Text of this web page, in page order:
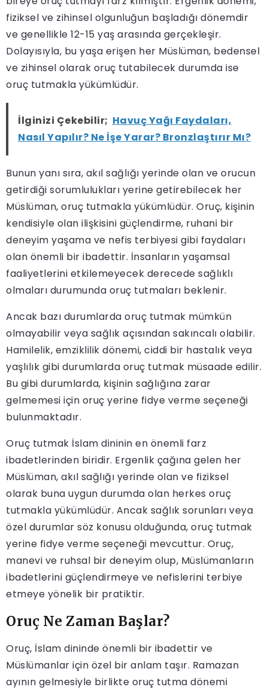
fiziksel ve zihinsel olgunluğun başladığı dönemdir
ve genellikle 12-15 yaş arasında gerçekleşir.
Dolayısıyla, bu yaşa erişen her Müslüman, bedensel
ve zihinsel olarak oruç tutabilecek durumda ise
oruç tutmakla yükümlüdür.
İlginizi Çekebilir; Havuç Yağı Faydaları,
Nasıl Yapılır? Ne İşe Yarar? Bronzlaştırır Mı?
Bunun yanı sıra, akıl sağlığı yerinde olan ve orucun
getirdiği sorumlulukları yerine getirebilecek her
Müslüman, oruç tutmakla yükümlüdür. Oruç, kişinin
kendisiyle olan ilişkisini güçlendirme, ruhani bir
deneyim yaşama ve nefis terbiyesi gibi faydaları
olan önemli bir ibadettir. İnsanların yaşamsal
faaliyetlerini etkilemeyecek derecede sağlıklı
olmaları durumunda oruç tutmaları beklenir.
Ancak bazı durumlarda oruç tutmak mümkün
olmayabilir veya sağlık açısından sakıncalı olabilir.
Hamilelik, emziklilik dönemi, ciddi bir hastalık veya
yaşlılık gibi durumlarda oruç tutmak müsaade edilir.
Bu gibi durumlarda, kişinin sağlığına zarar
gelmemesi için oruç yerine fidye verme seçeneği
bulunmaktadır.
Oruç tutmak İslam dininin en önemli farz
ibadetlerinden biridir. Ergenlik çağına gelen her
Müslüman, akıl sağlığı yerinde olan ve fiziksel
olarak buna uygun durumda olan herkes oruç
tutmakla yükümlüdür. Ancak sağlık sorunları veya
özel durumlar söz konusu olduğunda, oruç tutmak
yerine fidye verme seçeneği mevcuttur. Oruç,
manevi ve ruhsal bir deneyim olup, Müslümanların
ibadetlerini güçlendirmeye ve nefislerini terbiye
etmeye yönelik bir pratiktir.
Oruç Ne Zaman Başlar?
Oruç, İslam dininde önemli bir ibadettir ve
Müslümanlar için özel bir anlam taşır. Ramazan
ayının gelmesiyle birlikte oruç tutma dönemi